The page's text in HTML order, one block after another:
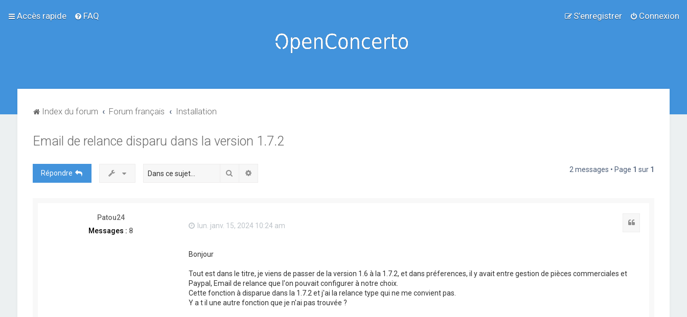
Accès rapide FAQ Connexion
S’enregistrer
Index du forum Forum français Installation
Email de relance disparu dans la version 1.7.2
Répondre Rechercher 2 messages • Page 1 sur 1
Patou24
Messages : 8
lun. janv. 15, 2024 10:24 am
Bonjour
Tout est dans le titre, je viens de passer de la version 1.6 à la 1.7.2, et dans préferences, il y avait entre gestion de pièces commerciales et
Paypal, Email de relance que l'on pouvait configurer à notre choix.
Cette fonction à disparue dans la 1.7.2 et j'ai la relance type qui ne me convient pas.
Y a t il une autre fonction que je n'ai pas trouvée ?